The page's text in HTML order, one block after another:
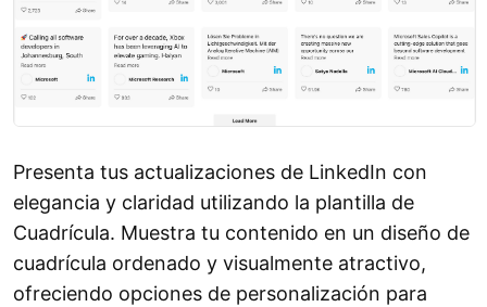
Presenta tus actualizaciones de LinkedIn con
elegancia y claridad utilizando la plantilla de
Cuadrícula. Muestra tu contenido en un diseño de
cuadrícula ordenado y visualmente atractivo,
ofreciendo opciones de personalización para